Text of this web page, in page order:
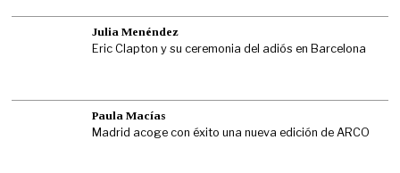
Julia Menéndez
Eric Clapton y su ceremonia del adiós en Barcelona
Paula Macías
Madrid acoge con éxito una nueva edición de ARCO